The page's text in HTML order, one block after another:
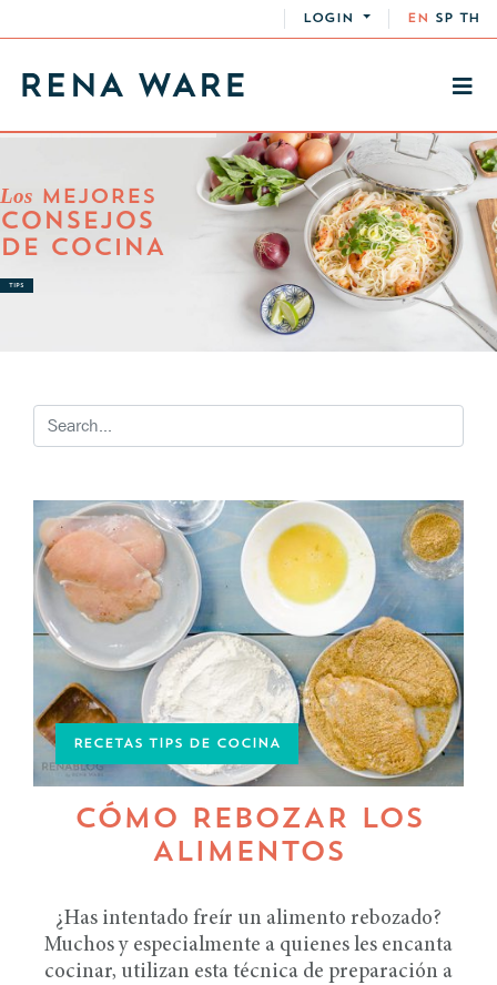
LOGIN EN SP TH
Los MEJORES
CONSEJOS
DE COCINA
TIPS
RECETAS TIPS DE COCINA
CÓMO REBOZAR LOS
ALIMENTOS
¿Has intentado freír un alimento rebozado?
Muchos y especialmente a quienes les encanta
cocinar, utilizan esta técnica de preparación a